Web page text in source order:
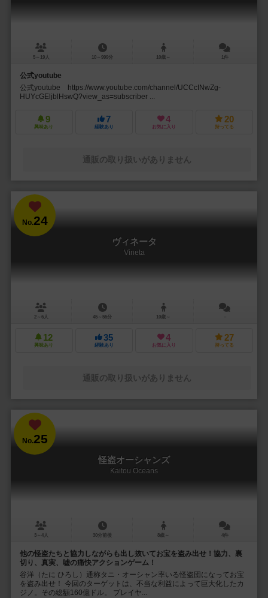
5～19人 10～999分 10歳～ 1件
公式youtube
公式youtube https://www.youtube.com/channel/UCCcINwZg-
HUYcGEljblHswQ?view_as=subscriber ...
9
興味あり
7
経験あり
4
お気に入り
20
持ってる
通販の取り扱いがありません
No.24
ヴィネータ
Vineta
2～6人 45～55分 10歳～ －
12
興味あり
35
経験あり
4
お気に入り
27
持ってる
通販の取り扱いがありません
No.25
怪盗オーシャンズ
Kaitou Oceans
3～4人 30分前後 8歳～ 4件
他の怪盗たちと協力しながらも出し抜いてお宝を盗み出せ！協力、裏
切り、真実、嘘の痛快アクションゲーム！
谷洋（たに ひろし）通称タニ・オーシャン率いる怪盗団になってお宝
を盗み出せ！ 今回のターゲットは、不当な利益によって巨大化したカ
ジノ。その総額160億ドル。 プレイヤ...